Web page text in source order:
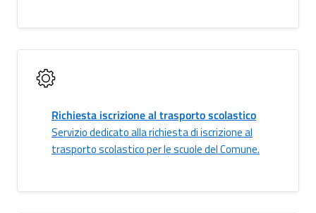
Richiesta iscrizione al trasporto scolastico
Servizio dedicato alla richiesta di iscrizione al
trasporto scolastico per le scuole del Comune.